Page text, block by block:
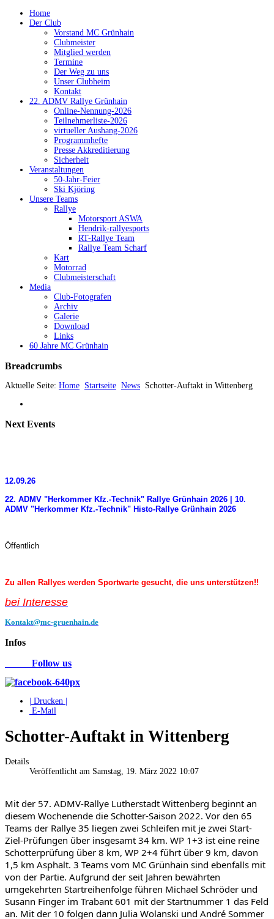
Home
Der Club
Vorstand MC Grünhain
Clubmeister
Mitglied werden
Termine
Der Weg zu uns
Unser Clubheim
Kontakt
22. ADMV Rallye Grünhain
Online-Nennung-2026
Teilnehmerliste-2026
virtueller Aushang-2026
Programmhefte
Presse Akkreditierung
Sicherheit
Veranstaltungen
50-Jahr-Feier
Ski Kjöring
Unsere Teams
Rallye
Motorsport ASWA
Hendrik-rallyesports
RT-Rallye Team
Rallye Team Scharf
Kart
Motorrad
Clubmeisterschaft
Media
Club-Fotografen
Archiv
Galerie
Download
Links
60 Jahre MC Grünhain
Breadcrumbs
Aktuelle Seite: Home Startseite News Schotter-Auftakt in Wittenberg
Next Events
12.09.26
22. ADMV "Herkommer Kfz.-Technik" Rallye Grünhain 2026 | 10.
ADMV "Herkommer Kfz.-Technik" Histo-Rallye Grünhain 2026
Öffentlich
Zu allen Rallyes werden Sportwarte gesucht, die uns unterstützen!!
bei Interesse
Kontakt@mc-gruenhain.de
Infos
Follow us
| Drucken |
E-Mail
Schotter-Auftakt in Wittenberg
Details
Veröffentlicht am Samstag, 19. März 2022 10:07
Mit der 57. ADMV-Rallye Lutherstadt Wittenberg beginnt an
diesem Wochenende die Schotter-Saison 2022. Vor den 65
Teams der Rallye 35 liegen zwei Schleifen mit je zwei Start-
Ziel-Prüfungen über insgesamt 34 km. WP 1+3 ist eine reine
Schotterprüfung über 8 km, WP 2+4 führt über 9 km, davon
1,5 km Asphalt. 3 Teams vom MC Grünhain sind ebenfalls mit
von der Partie. Aufgrund der seit Jahren bewährten
umgekehrten Startreihenfolge führen Michael Schröder und
Susann Finger im Trabant 601 mit der Startnummer 1 das Feld
an. Mit der 10 folgen dann Julia Wolanski und André Sommer